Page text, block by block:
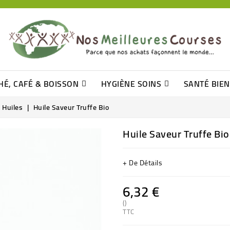
CAFÉ & BOISSON HYGIÈNE SOINS SANTÉ
Huiles Huile Saveur Truffe Bio
Huile Saveur Truffe Bio
+ De Détails
6,32 €
()
TTC